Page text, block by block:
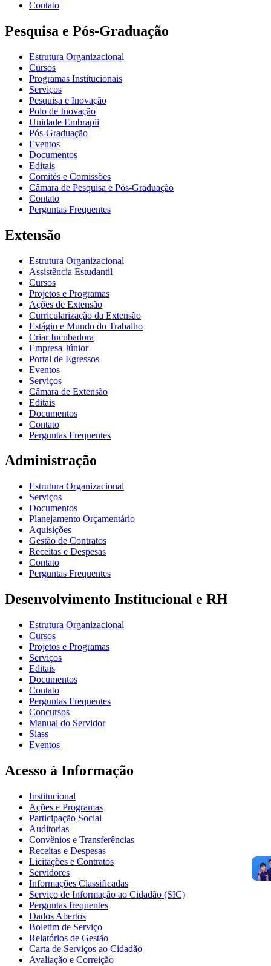
Contato
Pesquisa e Pós-Graduação
Estrutura Organizacional
Cursos
Programas Institucionais
Serviços
Pesquisa e Inovação
Polo de Inovação
Unidade Embrapii
Pós-Graduação
Eventos
Documentos
Editais
Comitês e Comissões
Câmara de Pesquisa e Pós-Graduação
Contato
Perguntas Frequentes
Extensão
Estrutura Organizacional
Assistência Estudantil
Cursos
Projetos e Programas
Ações de Extensão
Curricularização da Extensão
Estágio e Mundo do Trabalho
Criar Incubadora
Empresa Júnior
Portal de Egressos
Eventos
Serviços
Câmara de Extensão
Editais
Documentos
Contato
Perguntas Frequentes
Administração
Estrutura Organizacional
Serviços
Documentos
Planejamento Orçamentário
Aquisições
Gestão de Contratos
Receitas e Despesas
Contato
Perguntas Frequentes
Desenvolvimento Institucional e RH
Estrutura Organizacional
Cursos
Projetos e Programas
Serviços
Editais
Documentos
Contato
Perguntas Frequentes
Concursos
Manual do Servidor
Siass
Eventos
Acesso à Informação
Institucional
Ações e Programas
Participação Social
Auditorias
Convênios e Transferências
Receitas e Despesas
Licitações e Contratos
Servidores
Informações Classificadas
Serviço de Informação ao Cidadão (SIC)
Perguntas frequentes
Dados Abertos
Boletim de Serviço
Relatórios de Gestão
Carta de Serviços ao Cidadão
Avaliação e Correição